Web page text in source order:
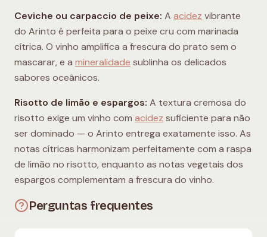
Ceviche ou carpaccio de peixe: A acidez vibrante
do Arinto é perfeita para o peixe cru com marinada
cítrica. O vinho amplifica a frescura do prato sem o
mascarar, e a mineralidade sublinha os delicados
sabores oceânicos.
Risotto de limão e espargos: A textura cremosa do
risotto exige um vinho com acidez suficiente para não
ser dominado — o Arinto entrega exatamente isso. As
notas cítricas harmonizam perfeitamente com a raspa
de limão no risotto, enquanto as notas vegetais dos
espargos complementam a frescura do vinho.
Perguntas frequentes